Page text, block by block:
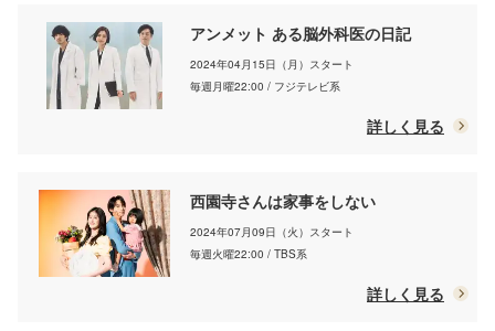
アンメット ある脳外科医の日記
2024年04月15日（月）スタート
毎週月曜22:00 / フジテレビ系
詳しく見る
西園寺さんは家事をしない
2024年07月09日（火）スタート
毎週火曜22:00 / TBS系
詳しく見る